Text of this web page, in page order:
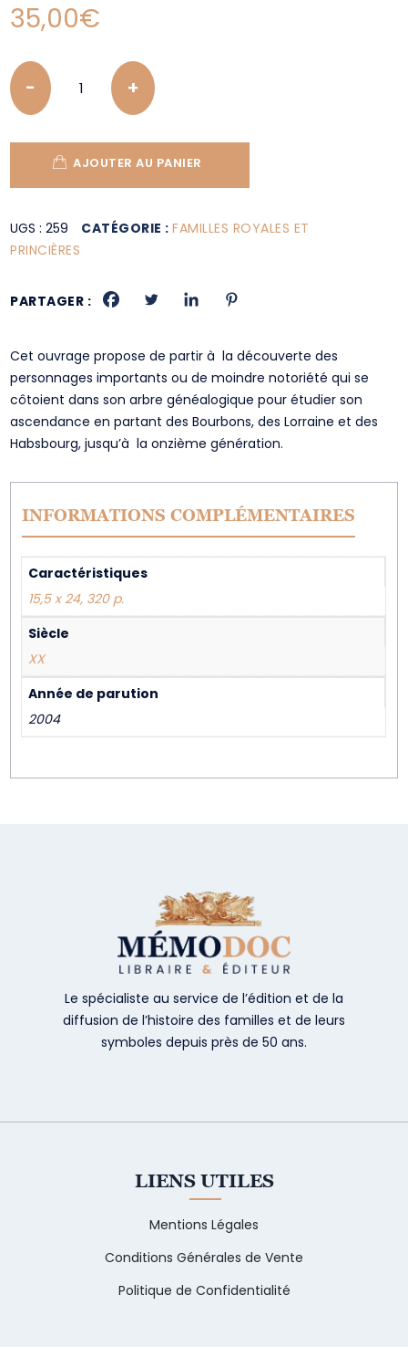
35,00€
Quantity
AJOUTER AU PANIER
UGS :259 CATÉGORIE :FAMILLES ROYALES ET
PRINCIÈRES
PARTAGER :
Cet ouvrage propose de partir à la découverte des
personnages importants ou de moindre notoriété qui se
côtoient dans son arbre généalogique pour étudier son
ascendance en partant des Bourbons, des Lorraine et des
Habsbourg, jusqu’à la onzième génération.
INFORMATIONS COMPLÉMENTAIRES
Caractéristiques
15,5 x 24, 320 p.
Siècle
XX
Année de parution
2004
Le spécialiste au service de l’édition et de la
diffusion de l’histoire des familles et de leurs
symboles depuis près de 50 ans.
LIENS UTILES
Mentions Légales
Conditions Générales de Vente
Politique de Confidentialité